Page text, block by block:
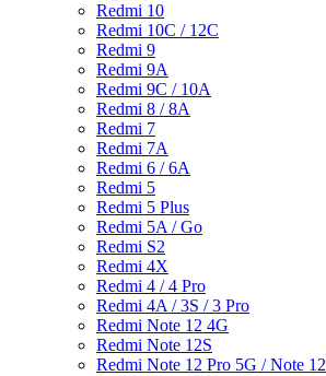
Redmi 10
Redmi 10C / 12C
Redmi 9
Redmi 9A
Redmi 9C / 10A
Redmi 8 / 8A
Redmi 7
Redmi 7A
Redmi 6 / 6A
Redmi 5
Redmi 5 Plus
Redmi 5A / Go
Redmi S2
Redmi 4X
Redmi 4 / 4 Pro
Redmi 4A / 3S / 3 Pro
Redmi Note 12 4G
Redmi Note 12S
Redmi Note 12 Pro 5G / Note